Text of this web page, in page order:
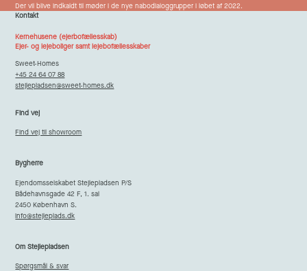
Der vil blive indkaldt til møder i de nye nabodialoggrupper i løbet af 2022.
Kontakt
Kernehusene (ejerbofællesskab)
Ejer- og lejeboliger samt lejebofællesskaber
Sweet-Homes
+45 24 64 07 88
stejlepladsen@sweet-homes.dk
Find vej
Find vej til showroom
Bygherre
Ejendomsselskabet Stejlepladsen P/S
Bådehavnsgade 42 F, 1. sal
2450 København S.
info@stejleplads.dk
Om Stejlepladsen
Spørgsmål & svar